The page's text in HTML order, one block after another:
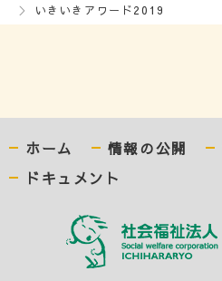
いきいきアワード2019
ホーム 情報の公開
ドキュメント